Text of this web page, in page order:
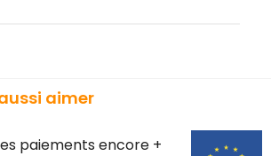
aimer
paiements encore +